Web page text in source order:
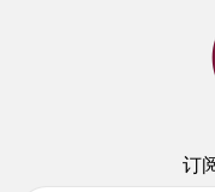
订